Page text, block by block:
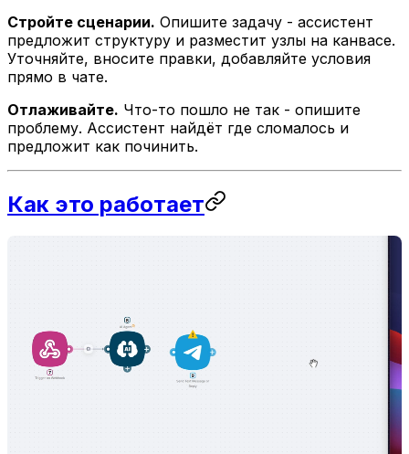
Стройте сценарии. Опишите задачу - ассистент
предложит структуру и разместит узлы на канвасе.
Уточняйте, вносите правки, добавляйте условия
прямо в чате.
Отлаживайте. Что-то пошло не так - опишите
проблему. Ассистент найдёт где сломалось и
предложит как починить.
Как это работает